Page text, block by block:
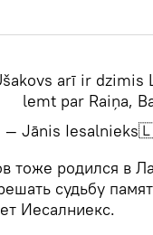
arī ir dzimis
lemt par Raiņa,
— Jānis
тоже родился в
судьбу
Иесалниекс.